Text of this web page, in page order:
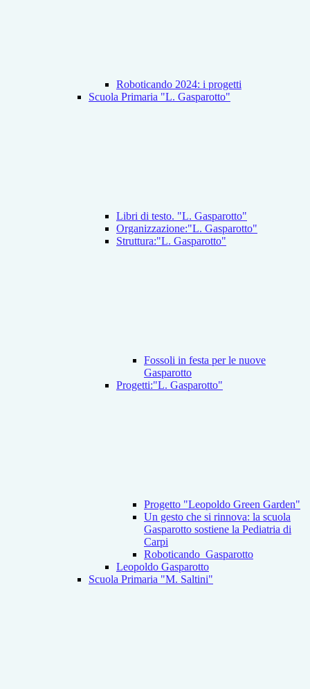
Roboticando 2024: i progetti
Scuola Primaria "L. Gasparotto"
Libri di testo. "L. Gasparotto"
Organizzazione:"L. Gasparotto"
Struttura:"L. Gasparotto"
Fossoli in festa per le nuove
Gasparotto
Progetti:"L. Gasparotto"
Progetto "Leopoldo Green Garden"
Un gesto che si rinnova: la scuola
Gasparotto sostiene la Pediatria di
Carpi
Roboticando_Gasparotto
Leopoldo Gasparotto
Scuola Primaria "M. Saltini"